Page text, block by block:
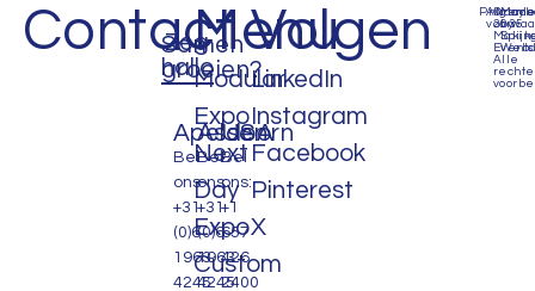
Contact
Samen
groeien?
Zeg
hallo
Apeldoorn
Bel
ons:
+31
(0)6
1963
4245
Assen
Bel
ons:
+31
(0)6
1963
4245
USA
Bel
ons:
+1
657
426
2400
Menu
Modular
Expo
Next
Day
Expo
Custom
Volgen
LinkedIn
Instagram
Facebook
Pinterest
X
©
2035
Alle
Made
by